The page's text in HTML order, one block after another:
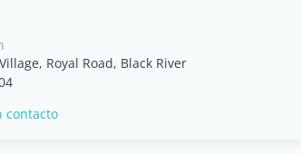
Royal Road, Black River
contacto